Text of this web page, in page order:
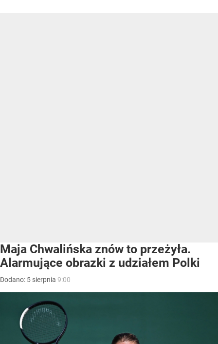
Maja Chwalińska znów to przeżyła.
Alarmujące obrazki z udziałem Polki
Dodano: 5 sierpnia 9:00